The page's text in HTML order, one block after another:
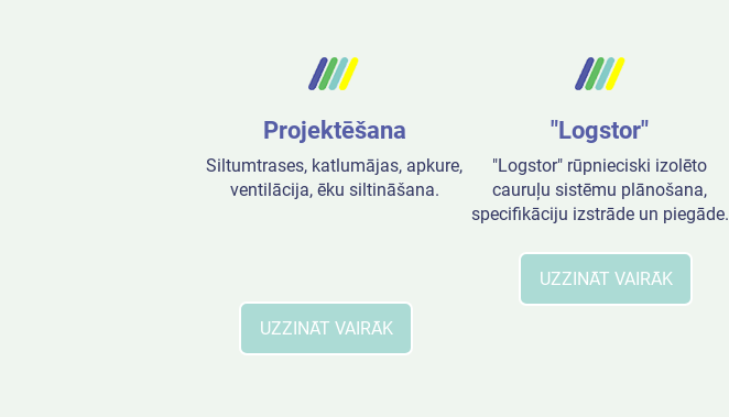
"Logstor"
"Logstor" rūpnieciski izolēto
cauruļu sistēmu plānošana,
specifikāciju izstrāde un piegāde.
UZZINĀT VAIRĀK
Projektēšana
Siltumtrases, katlumājas, apkure,
ventilācija, ēku siltināšana.
UZZINĀT VAIRĀK